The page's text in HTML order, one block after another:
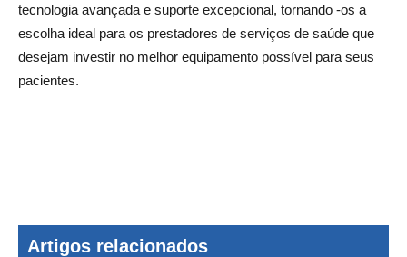
tecnologia avançada e suporte excepcional, tornando -os a
escolha ideal para os prestadores de serviços de saúde que
desejam investir no melhor equipamento possível para seus
pacientes.
Artigos relacionados